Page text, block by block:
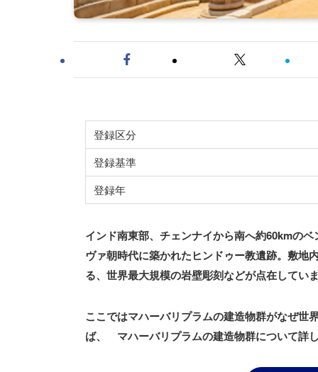
登録区分
登録基準
登録年
インド南東部、チェンナイから南へ約60kmの
ヴァ朝時代に築かれたヒンドゥー教遺跡。敷地
る、 世界最大規模の岩壁彫刻などが点在してい
ここではマハーバリプラムの建造物群がなぜ世
ば、 マハーバリプラムの建造物群について詳